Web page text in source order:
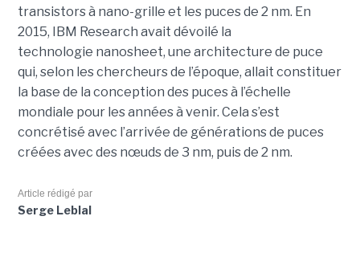
transistors à nano-grille et les puces de 2 nm. En
2015, IBM Research avait dévoilé la
technologie nanosheet, une architecture de puce
qui, selon les chercheurs de l’époque, allait constituer
la base de la conception des puces à l’échelle
mondiale pour les années à venir. Cela s’est
concrétisé avec l’arrivée de générations de puces
créées avec des nœuds de 3 nm, puis de 2 nm.
Article rédigé par
Serge Leblal